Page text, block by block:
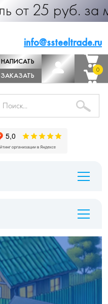
за м.п.
info@ssteeltrade.ru
НАПИСАТЬ
ЗАКАЗАТЬ
ЗВОНОК
0
0